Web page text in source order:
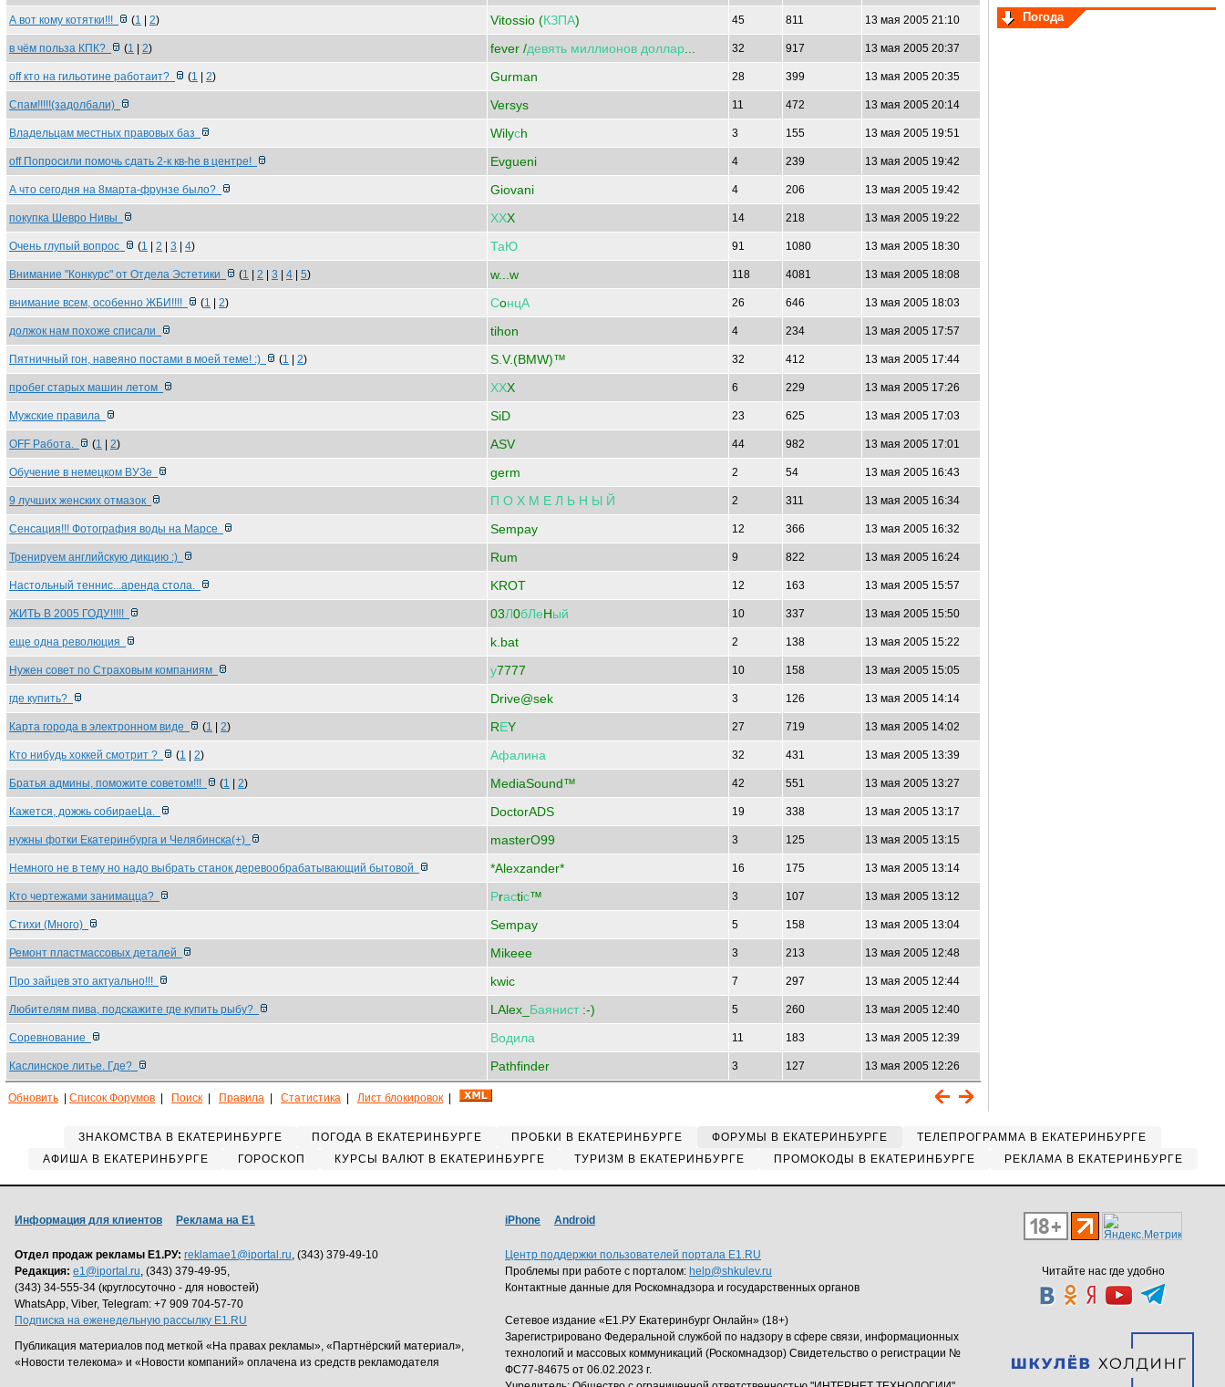
А вот кому котятки!!! (1 2) Vitossio (КЗПА) 45 811 13 мая 2005 21:10
в чём польза КПК? (1 2) fever /девять миллионов доллар 32 917 13 мая 2005 20:37
off кто на гильотине работаит? (1 2) Gurman 28 399 13 мая 2005 20:35
Спам!!!!!(задолбали) Versys 11 472 13 мая 2005 20:14
Владельцам местных правовых баз Wilyсh 3 155 13 мая 2005 19:51
off Попросили помочь сдать 2-к кв-he в центре! Evgueni 4 239 13 мая 2005 19:42
А что сегодня на 8марта-фрунзе было? Giovani 4 206 13 мая 2005 19:42
покупка Шевро Нивы ХХX 14 218 13 мая 2005 19:22
Очень глупый вопрос (1 2 3 4) ТаЮ 91 1080 13 мая 2005 18:30
Внимание "Конкурс" от Отдела Эстетики (1 2 3 4 5) w...w 118 4081 13 мая 2005 18:08
внимание всем, особенно ЖБИ!!!! (1 2) СoнцА 26 646 13 мая 2005 18:03
должок нам похоже списали tihon 4 234 13 мая 2005 17:57
Пятничный гон, навеяно постами в моей теме! :) (1 2) S.V.(BMW)™ 32 412 13 мая 2005 17:44
пробег старых машин летом ХХX 6 229 13 мая 2005 17:26
Мужские правила SiD 23 625 13 мая 2005 17:03
OFF Работа. (1 2) ASV 44 982 13 мая 2005 17:01
Обучение в немецком ВУЗе germ 2 54 13 мая 2005 16:43
9 лучших женских отмазок П О Х М Е Л Ь Н Ы Й 2 311 13 мая 2005 16:34
Сенсация!!! Фотография воды на Марсе Sempay 12 366 13 мая 2005 16:32
Тренируем английскую дикцию :) Rum 9 822 13 мая 2005 16:24
Настольный теннис...аренда стола. KROT 12 163 13 мая 2005 15:57
ЖИТЬ В 2005 ГОДУ!!!!! 03Л0бЛеHый 10 337 13 мая 2005 15:50
еще одна революция k.bat 2 138 13 мая 2005 15:22
Нужен совет по Страховым компаниям у7777 10 158 13 мая 2005 15:05
где купить? Drive@sek 3 126 13 мая 2005 14:14
Карта города в электронном виде (1 2) RЕY 27 719 13 мая 2005 14:02
Кто нибудь хоккей смотрит ? (1 2) Афалина 32 431 13 мая 2005 13:39
Братья админы, поможите советом!!! (1 2) MediaSound™ 42 551 13 мая 2005 13:27
Кажется, дожжь собираеЦа. DoctorADS 19 338 13 мая 2005 13:17
нужны фотки Екатеринбурга и Челябинска(+) masterO99 3 125 13 мая 2005 13:15
Немного не в тему но надо выбрать станок деревообрабатывающий бытовой *Alexzander* 16 175 13 мая 2005 13:14
Кто чертежами занимацца? Рrасtiс™ 3 107 13 мая 2005 13:12
Стихи (Много) Sempay 5 158 13 мая 2005 13:04
Ремонт пластмассовых деталей Mikeee 3 213 13 мая 2005 12:48
Про зайцев это актуально!!! kwic 7 297 13 мая 2005 12:44
Любителям пива, подскажите где купить рыбу? LAlex_ Баянист:-) 5 260 13 мая 2005 12:40
Соревнование Водила 11 183 13 мая 2005 12:39
Каслинское литье. Где? Pathfinder 3 127 13 мая 2005 12:26
Обновить Список Форумов Поиск Правила Статистика Лист блокировок
Погода
ЗНАКОМСТВА В ЕКАТЕРИНБУРГЕ ПОГОДА В ЕКАТЕРИНБУРГЕ ПРОБКИ В ЕКАТЕРИНБУРГЕ ФОРУМЫ В ЕКАТЕРИНБУРГЕ
ТЕЛЕПРОГРАММА В ЕКАТЕРИНБУРГЕ
АФИША В ЕКАТЕРИНБУРГЕ
ГОРОСКОП КУРСЫ ВАЛЮТ В ЕКАТЕРИНБУРГЕ ТУРИЗМ В ЕКАТЕРИНБУРГЕ ПРОМОКОДЫ В ЕКАТЕРИНБУРГЕ РЕКЛАМА В ЕКАТЕРИНБУРГЕ
Читайте нас где удобно
Информация для клиентов Реклама на Е1
Отдел продаж рекламы Е1.РУ: reklamae1@iportal.ru, (343) 379-49-10
Редакция: e1@iportal.ru, (343) 379-49-95,
(343) 34-555-34 (круглосуточно - для новостей)
WhatsApp, Viber, Telegram: +7 909 704-57-70
Подписка на еженедельную рассылку E1.RU
Публикация материалов под меткой «На правах рекламы», «Партнёрский материал»,
«Новости телекома» и «Новости компаний» оплачена из средств рекламодателя
iPhone Android
Центр поддержки пользователей портала E1.RU
Проблемы при работе с порталом: help@shkulev.ru
Контактные данные для Роскомнадзора и государственных органов
Сетевое издание «Е1.РУ Екатеринбург Онлайн» (18+)
Зарегистрировано Федеральной службой по надзору в сфере связи, информационных
технологий и массовых коммуникаций (Роскомнадзор) Свидетельство о регистрации №
ФС77-84675 от 06.02.2023 г.